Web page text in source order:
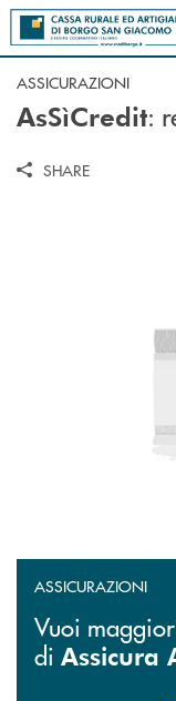
Salta al contenuto
ASSICURAZIONI
AsSìCredit:
SHARE
ASSICURAZIONI
Vuoi
di Assicura